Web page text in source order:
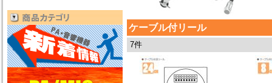
ケーブル付リール
7件